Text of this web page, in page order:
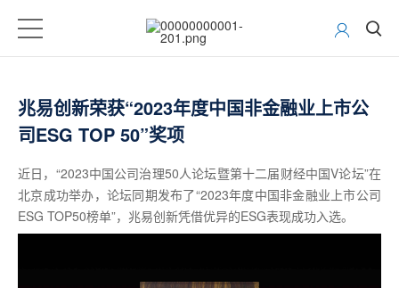
兆易创新荣获“2023年度中国非金融业上市公
司ESG TOP 50”奖项
近日，“2023中国公司治理50人论坛暨第十二届财经中国V论坛”在
北京成功举办，论坛同期发布了“2023年度中国非金融业上市公司
ESG TOP50榜单”，兆易创新凭借优异的ESG表现成功入选。